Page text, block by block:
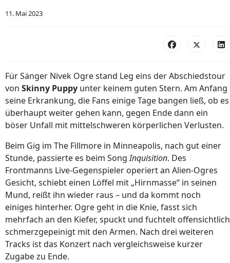
11. Mai 2023
Für Sänger Nivek Ogre stand Leg eins der Abschiedstour
von Skinny Puppy unter keinem guten Stern. Am Anfang
seine Erkrankung, die Fans einige Tage bangen ließ, ob es
überhaupt weiter gehen kann, gegen Ende dann ein
böser Unfall mit mittelschweren körperlichen Verlusten.
Beim Gig im The Fillmore in Minneapolis, nach gut einer
Stunde, passierte es beim SongInquisition. Des
Frontmanns Live-Gegenspieler operiert an Alien-Ogres
Gesicht, schiebt einen Löffel mit „Hirnmasse“ in seinen
Mund, reißt ihn wieder raus – und da kommt noch
einiges hinterher. Ogre geht in die Knie, fasst sich
mehrfach an den Kiefer, spuckt und fuchtelt offensichtlich
schmerzgepeinigt mit den Armen. Nach drei weiteren
Tracks ist das Konzert nach vergleichsweise kurzer
Zugabe zu Ende.